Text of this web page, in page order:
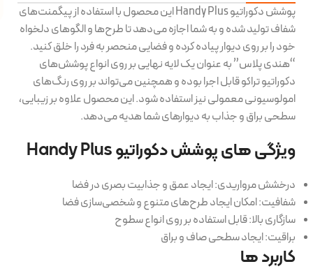
پوشش دکوراتیو Handy Plus این محصول با استفاده از پیگمنت‌های
شفاف تولید شده و به شما اجازه می‌دهد تا طرح‌ها و الگوهای دلخواه
خود را بر روی دیوار پیاده کرده و فضایی منحصر به فرد را خلق کنید.
“هندی پلاس” به عنوان یک لایه نهایی بر روی انواع پوشش‌های
دکوراتیو تراکو قابل اجرا بوده و همچنین می‌تواند بر روی رنگ‌های
امولوسیونی معمولی نیز استفاده شود. این محصول علاوه بر زیبایی،
سطحی براق و جذاب به دیوارهای شما هدیه می‌دهد.
ویژگی های پوشش دکوراتیو Handy Plus
درخشش مرواریدی: ایجاد عمق و جذابیت بصری در فضا
شفافیت: امکان ایجاد طرح‌های متنوع و شخصی‌سازی فضا
سازگاری بالا: قابل استفاده بر روی انواع سطوح
براقیت: ایجاد سطحی صاف و براق
کاربرد ها